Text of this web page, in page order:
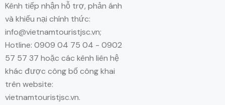
Kênh tiếp nhận hỗ trợ, phản ánh
và khiếu nại chính thức:
info@vietnamtouristjsc.vn;
Hotline: 0909 04 75 04 - 0902
57 57 37 hoặc các kênh liên hệ
khác được công bố công khai
trên website:
vietnamtouristjsc.vn.